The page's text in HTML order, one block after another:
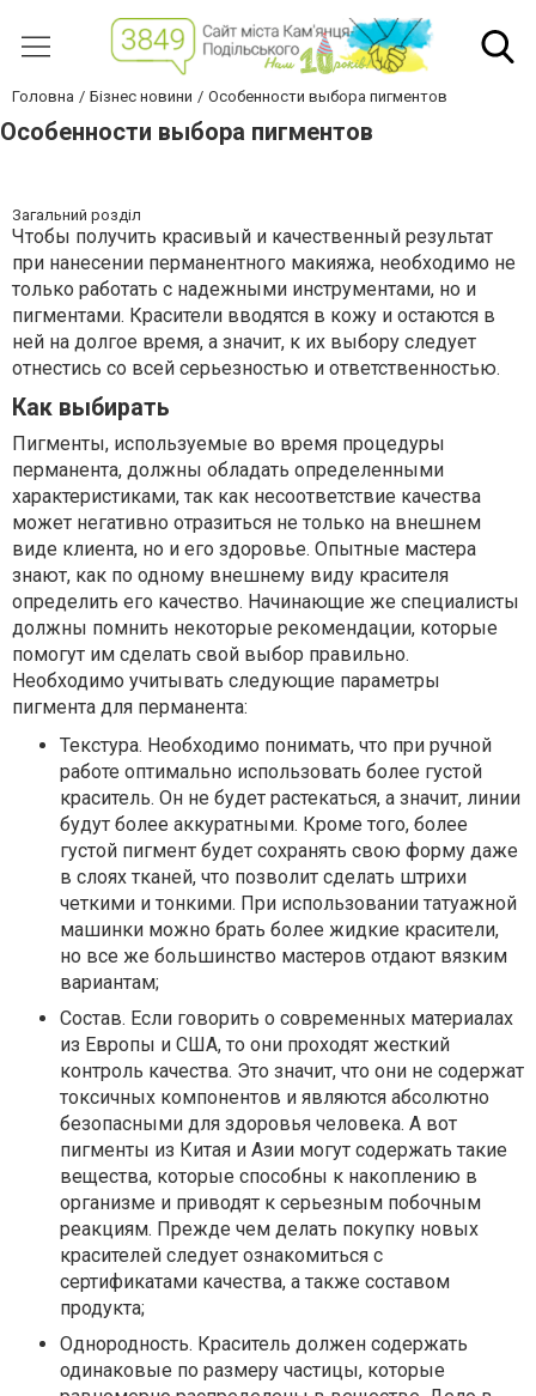
Головна Бізнес новини Особенности выбора пигментов
Особенности выбора пигментов
Загальний розділ
Чтобы получить красивый и качественный результат
при нанесении перманентного макияжа, необходимо не
только работать с надежными инструментами, но и
пигментами. Красители вводятся в кожу и остаются в
ней на долгое время, а значит, к их выбору следует
отнестись со всей серьезностью и ответственностью.
Как выбирать
Пигменты, используемые во время процедуры
перманента, должны обладать определенными
характеристиками, так как несоответствие качества
может негативно отразиться не только на внешнем
виде клиента, но и его здоровье. Опытные мастера
знают, как по одному внешнему виду красителя
определить его качество. Начинающие же специалисты
должны помнить некоторые рекомендации, которые
помогут им сделать свой выбор правильно.
Необходимо учитывать следующие параметры
пигмента для перманента:
Текстура. Необходимо понимать, что при ручной
работе оптимально использовать более густой
краситель. Он не будет растекаться, а значит, линии
будут более аккуратными. Кроме того, более
густой пигмент будет сохранять свою форму даже
в слоях тканей, что позволит сделать штрихи
четкими и тонкими. При использовании татуажной
машинки можно брать более жидкие красители,
но все же большинство мастеров отдают вязким
вариантам;
Состав. Если говорить о современных материалах
из Европы и США, то они проходят жесткий
контроль качества. Это значит, что они не содержат
токсичных компонентов и являются абсолютно
безопасными для здоровья человека. А вот
пигменты из Китая и Азии могут содержать такие
вещества, которые способны к накоплению в
организме и приводят к серьезным побочным
реакциям. Прежде чем делать покупку новых
красителей следует ознакомиться с
сертификатами качества, а также составом
продукта;
Однородность. Краситель должен содержать
одинаковые по размеру частицы, которые